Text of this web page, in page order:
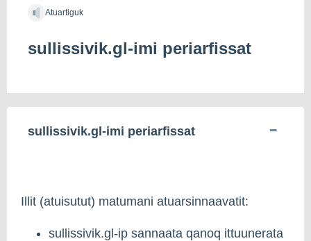
Atuartiguk
sullissivik.gl-imi periarfissat
sullissivik.gl-imi periarfissat
Illit (atuisutut) matumani atuarsinnaavatit:
sullissivik.gl-ip sannaata qanoq ittuunerata